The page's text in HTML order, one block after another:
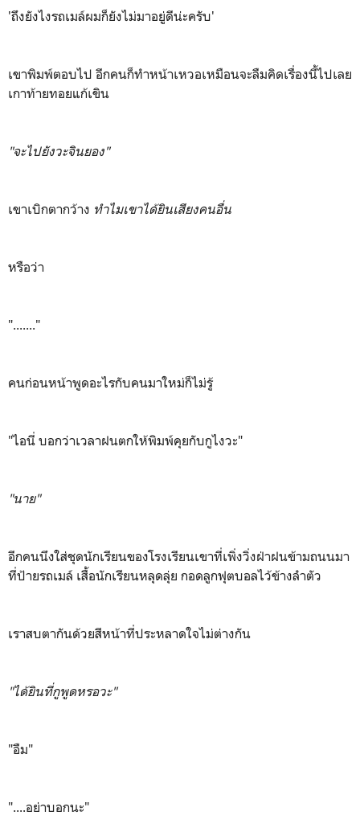
'ถึงยังไงรถเมล์ผมก็ยังไม่มาอยู่ดีน่ะครับ'
เขาพิมพ์ตอบไป อีกคนก็ทำหน้าเหวอเหมือนจะลืมคิดเรื่องนี้ไปเลย
เกาท้ายทอยแก้เขิน
"จะไปยังวะจินยอง"
เขาเบิกตากว้าง ทำไมเขาได้ยินเสียงคนอื่น
หรือว่า
"......."
คนก่อนหน้าพูดอะไรกับคนมาใหม่ก็ไม่รู้
"ไอนี่ บอกว่าเวลาฝนตกให้พิมพ์คุยกับกูไงวะ"
"นาย"
อีกคนนึงใส่ชุดนักเรียนของโรงเรียนเขาที่เพิ่งวิ่งฝ่าฝนข้ามถนนมา
ที่ป้ายรถเมล์ เสื้อนักเรียนหลุดลุ่ย กอดลูกฟุตบอลไว้ข้างลำตัว
เราสบตากันด้วยสีหน้าที่ประหลาดใจไม่ต่างกัน
"ได้ยินที่กูพูดหรอวะ"
"อืม"
"....อย่าบอกนะ"